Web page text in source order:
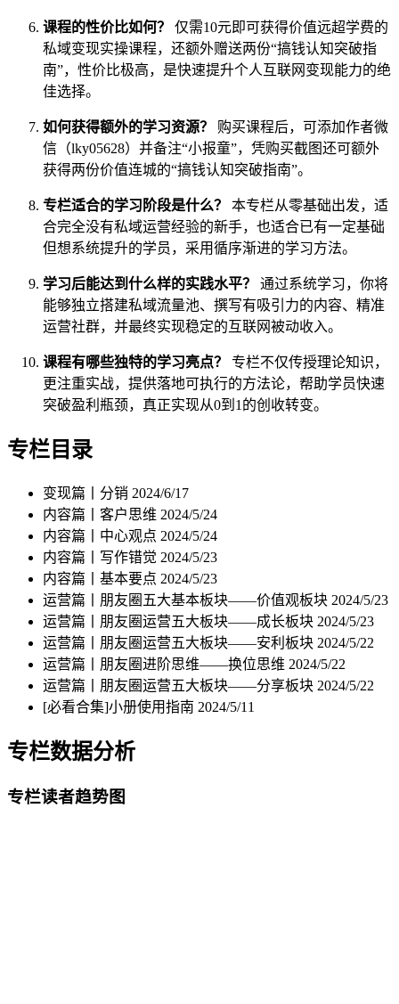
课程的性价比如何？
仅需10元即可获得价值远超学费的
私域变现实操课程，还额外赠送两份“搞钱认知突破指
南”，性价比极高，是快速提升个人互联网变现能力的绝
佳选择。
如何获得额外的学习资源？
购买课程后，可添加作者微
信（lky05628）并备注“小报童”，凭购买截图还可额外
获得两份价值连城的“搞钱认知突破指南”。
专栏适合的学习阶段是什么？
本专栏从零基础出发，适
合完全没有私域运营经验的新手，也适合已有一定基础
但想系统提升的学员，采用循序渐进的学习方法。
学习后能达到什么样的实践水平？
通过系统学习，你将
能够独立搭建私域流量池、撰写有吸引力的内容、精准
运营社群，并最终实现稳定的互联网被动收入。
课程有哪些独特的学习亮点？
专栏不仅传授理论知识，
更注重实战，提供落地可执行的方法论，帮助学员快速
突破盈利瓶颈，真正实现从0到1的创收转变。
专栏目录
变现篇丨分销 2024/6/17
内容篇丨客户思维 2024/5/24
内容篇丨中心观点 2024/5/24
内容篇丨写作错觉 2024/5/23
内容篇丨基本要点 2024/5/23
运营篇丨朋友圈五大基本板块——价值观板块 2024/5/23
运营篇丨朋友圈运营五大板块——成长板块 2024/5/23
运营篇丨朋友圈运营五大板块——安利板块 2024/5/22
运营篇丨朋友圈进阶思维——换位思维 2024/5/22
运营篇丨朋友圈运营五大板块——分享板块 2024/5/22
[必看合集]小册使用指南 2024/5/11
专栏数据分析
专栏读者趋势图